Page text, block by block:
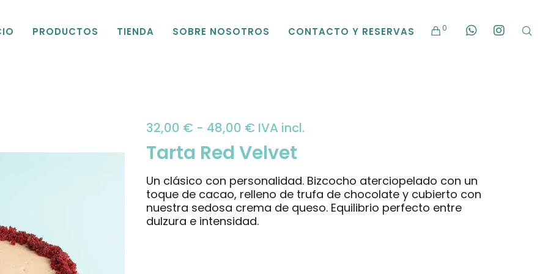
0
PRODUCTOS TIENDA SOBRE NOSOTROS CONTACTO Y RESERVAS
32,00 € - 48,00 € Rango
de
precios:
desde
32,00 €
IVA incl.
Tarta Red Velvet
Un clásico con personalidad. Bizcocho aterciopelado con un
toque de cacao, relleno de trufa de chocolate y cubierto con
nuestra sedosa crema de queso. Equilibrio perfecto entre
dulzura e intensidad.